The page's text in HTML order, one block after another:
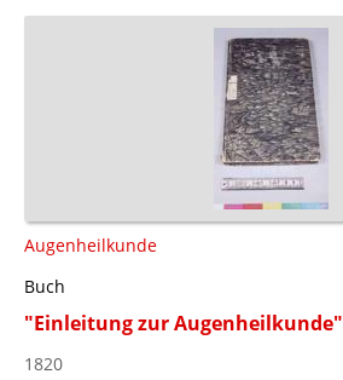
Augenheilkunde
Buch
"Einleitung zur Augenheilkunde"
1820